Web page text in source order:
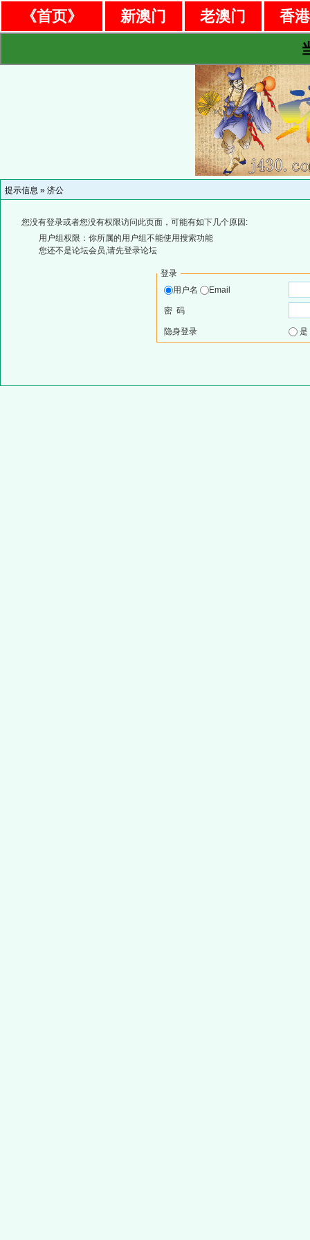
《首页》 新澳门 老澳门
香
提示信息 » 济公
您没有登录或者您没有权限访问此页面，可能有如下几个原因:
用户组权限：你所属的用户组不能使用搜索功能
您还不是论坛会员,请先登录论坛
登录
用户名
Email
密 码
隐身登录